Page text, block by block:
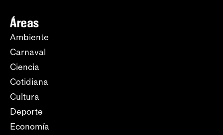
Áreas
Ambiente
Carnaval
Ciencia
Cotidiana
Cultura
Deporte
Economía